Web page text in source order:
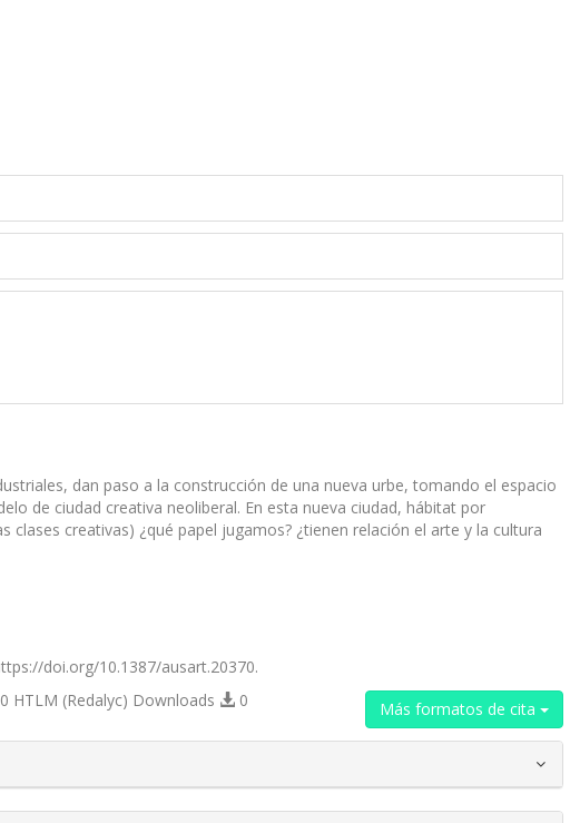
dan paso a la construcción de una nueva urbe, tomando el espacio
de ciudad creativa neoliberal. En esta nueva ciudad, hábitat por
creativas) ¿qué papel jugamos? ¿tienen relación el arte y la cultura
doi.org/10.1387/ausart.20370.
Más formatos de cita
0 HTLM (Redalyc) Downloads 0